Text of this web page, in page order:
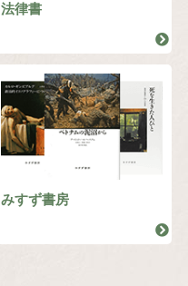
法律書
みすず書房